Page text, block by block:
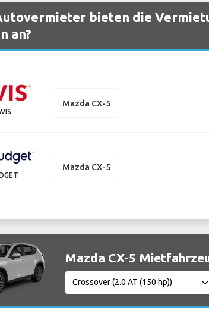
bieten die
an?
Mazda CX-5
Mazda CX-5
Mazda CX-5